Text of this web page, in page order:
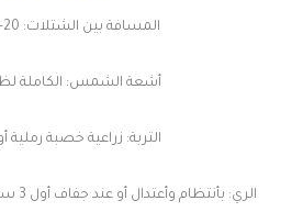
المسافة بين الشتلات: 20-25 سم
أشعة الشمس: الكاملة
التربة: زراعية خصبة رملية